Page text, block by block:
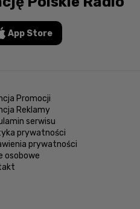
App Store
Promocji
Reklamy
serwisu
prywatności
prywatności
osobowe